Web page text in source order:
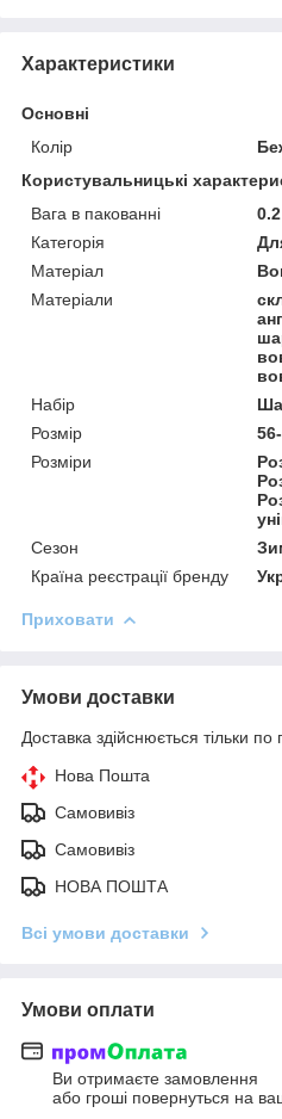
Характеристики
Основні
Колір
Користувальницькі
Вага в пакованні
0.2
Категорія
Матеріал
Матеріали
Набір
Розмір
Розміри
Сезон
Країна реєстрації бренду
Приховати
Умови доставки
Доставка здійснюється тільки по
Нова Пошта
Самовивіз
Самовивіз
НОВА ПОШТА
Всі умови доставки
Умови оплати
Ви отримаєте замовлення
або гроші повернуться на